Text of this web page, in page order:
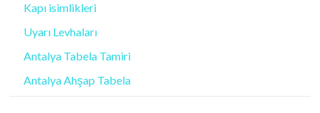
Kapı isimlikleri
Uyarı Levhaları
Antalya Tabela Tamiri
Antalya Ahşap Tabela